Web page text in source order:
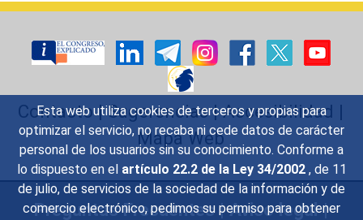
Esta web utiliza cookies de terceros y propias para
optimizar el servicio, no recaba ni cede datos de carácter
personal de los usuarios sin su conocimiento. Conforme a
lo dispuesto en el artículo 22.2 de la Ley 34/2002 , de 11
de julio, de servicios de la sociedad de la información y de
comercio electrónico, pedimos su permiso para obtener
Contacto|Sugerencias|Accesibilidad |
Mapa Web
Preguntas Frecuentes|Aviso legal|